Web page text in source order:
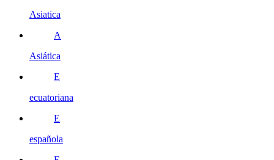
Asiatica
A
Asiática
E
ecuatoriana
E
española